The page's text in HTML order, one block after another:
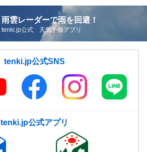
雨雲レーダーで雨を回避！
tenki.jp公式 天気予報アプリ
tenki.jp公式SNS
tenki.jp公式アプリ